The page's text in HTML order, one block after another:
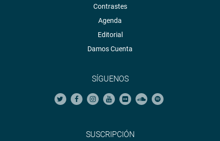
Contrastes
Agenda
Editorial
Damos Cuenta
SÍGUENOS
SUSCRIPCIÓN